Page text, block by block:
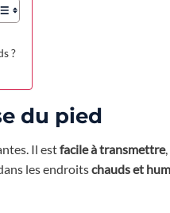
?
du pied
Il estfacile à transmettre
les endroitschauds et